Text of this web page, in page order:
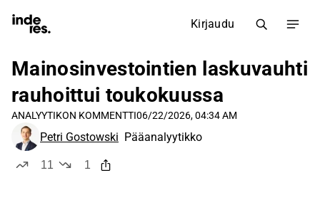
Kirjaudu
Mainosinvestointien laskuvauhti
rauhoittui toukokuussa
ANALYYTIKON KOMMENTTI06/22/2026, 04:34 AM
Petri Gostowski Pääanalyytikko
11
1